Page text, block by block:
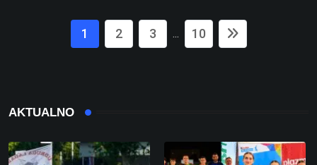
1 2 3 ... 10
AKTUALNO